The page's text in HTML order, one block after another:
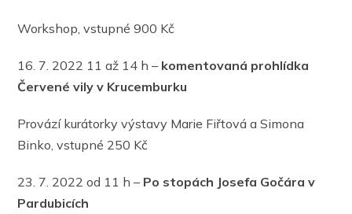
Workshop, vstupné 900 Kč
16. 7. 2022 11 až 14 h – komentovaná prohlídka
Červené vily v Krucemburku
Provází kurátorky výstavy Marie Fiřtová a Simona
Binko, vstupné 250 Kč
23. 7. 2022 od 11 h – Po stopách Josefa Gočára v
Pardubicích